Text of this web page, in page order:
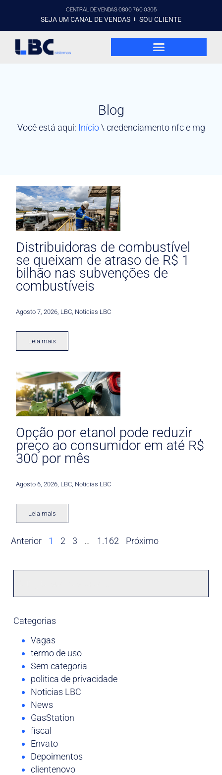
CENTRAL DE VENDAS 0800 760 0305
SEJA UM CANAL DE VENDAS SOU CLIENTE
Blog
Você está aqui: Início\ credenciamento nfc e mg
Distribuidoras de combustível
se queixam de atraso de R$ 1
bilhão nas subvenções de
combustíveis
Agosto 7, 2026 LBC Noticias LBC
Leia mais
Opção por etanol pode reduzir
preço ao consumidor em até R$
300 por mês
Agosto 6, 2026 LBC Noticias LBC
Leia mais
Anterior 1 2 3 … 1.162 Próximo
Categorias
Vagas
termo de uso
Sem categoria
politica de privacidade
Noticias LBC
News
GasStation
fiscal
Envato
Depoimentos
clientenovo